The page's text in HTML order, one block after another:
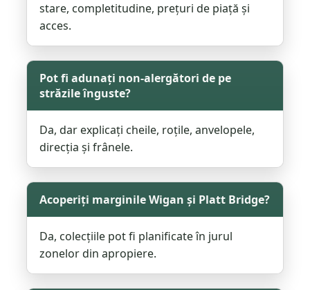
stare, completitudine, prețuri de piață și
acces.
Pot fi adunați non-alergători de pe
străzile înguste?
Da, dar explicați cheile, roțile, anvelopele,
direcția și frânele.
Acoperiți marginile Wigan și Platt Bridge?
Da, colecțiile pot fi planificate în jurul
zonelor din apropiere.